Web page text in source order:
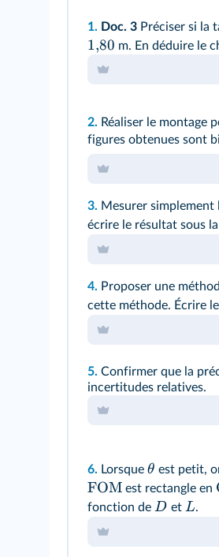
REA : Mettre en
VAL : Analyser des
1. Doc. 3 Préciser si la
1,80 m. En déduire le
2. Réaliser le montage
figures obtenues sont
3. Mesurer
écrire le résultat sous
4. Proposer une
cette méthode. Écrire
5. Confirmer que la
incertitudes relatives.
6. Lorsque θ est petit,
FOM est rectangle en
fonction de D et L.